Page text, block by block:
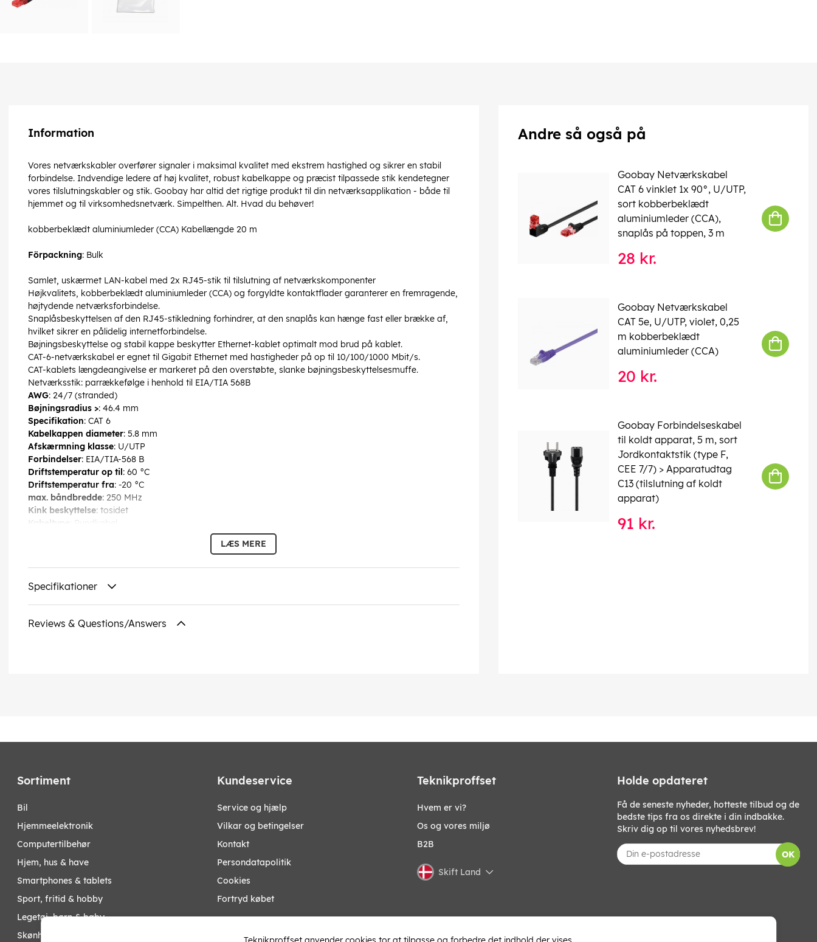
Information
Vores netværkskabler overfører signaler i maksimal kvalitet med ekstrem hastighed og sikrer en stabil
forbindelse. Indvendige ledere af høj kvalitet, robust kabelkappe og præcist tilpassede stik kendetegner
vores tilslutningskabler og stik. Goobay har altid det rigtige produkt til din netværksapplikation - både til
hjemmet og til virksomhedsnetværk. Simpelthen. Alt. Hvad du behøver!
kobberbeklædt aluminiumleder (CCA) Kabellængde 20 m
Förpackning: Bulk
Samlet, uskærmet LAN-kabel med 2x RJ45-stik til tilslutning af netværkskomponenter
Højkvalitets, kobberbeklædt aluminiumleder (CCA) og forgyldte kontaktflader garanterer en fremragende,
højtydende netværksforbindelse.
Snaplåsbeskyttelsen af den RJ45-stikledning forhindrer, at den snaplås kan hænge fast eller brække af,
hvilket sikrer en pålidelig internetforbindelse.
Bøjningsbeskyttelse og stabil kappe beskytter Ethernet-kablet optimalt mod brud på kablet.
CAT-6-netværkskabel er egnet til Gigabit Ethernet med hastigheder på op til 10/100/1000 Mbit/s.
CAT-kablets længdeangivelse er markeret på den overstøbte, slanke bøjningsbeskyttelsesmuffe.
Netværksstik: parrækkefølge i henhold til EIA/TIA 568B
AWG: 24/7 (stranded)
Bøjningsradius >: 46.4 mm
Specifikation: CAT 6
Kabelkappen diameter: 5.8 mm
Afskærmning klasse: U/UTP
Forbindelser: EIA/TIA-568 B
Driftstemperatur op til : 60 °C
Driftstemperatur fra: -20 °C
max. båndbredde: 250 MHz
Kink beskyttelse: tosidet
Kabeltype
: Rundkabel
: CCA (kobberbeklædt aluminium)
LÆS MERE
Specifikationer
Reviews & Questions/Answers
Andre så også på
Goobay Netværkskabel
CAT 6 vinklet 1x 90°, U/UTP,
sort kobberbeklædt
aluminiumleder (CCA),
snaplås på toppen, 3 m
28 kr.
Goobay Netværkskabel
CAT 5e, U/UTP, violet, 0,25
m kobberbeklædt
aluminiumleder (CCA)
20 kr.
Goobay Forbindelseskabel
til koldt apparat, 5 m, sort
Jordkontaktstik (type F,
CEE 7/7) > Apparatudtag
C13 (tilslutning af koldt
apparat)
91 kr.
Sortiment
bil
hjemmeelektronik
computertilbehør
hjem, hus & have
smartphones & tablets
sport, fritid & hobby
legetøj, børn & baby
skønhed & helse
Kundeservice
Service og hjælp
Vilkar og betingelser
Kontakt
Persondatapolitik
Cookies
Fortryd købet
Teknikproffset
Hvem er vi?
Os og vores miljø
B2B
Skift Land
Holde opdateret
Få de seneste nyheder, hotteste tilbud og de
bedste tips fra os direkte i din indbakke.
Skriv dig op til vores nyhedsbrev!
OK